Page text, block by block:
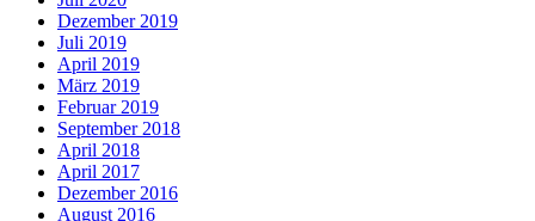
Dezember 2019
Juli 2019
April 2019
März 2019
Februar 2019
September 2018
April 2018
April 2017
Dezember 2016
August 2016